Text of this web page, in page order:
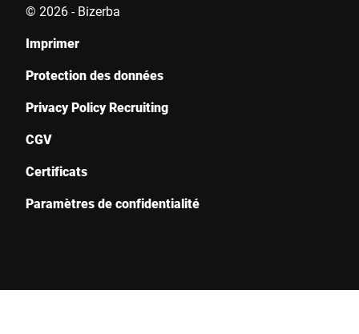
© 2026 - Bizerba
Imprimer
Protection des données
Privacy Policy Recruiting
CGV
Certificats
Paramètres de confidentialité